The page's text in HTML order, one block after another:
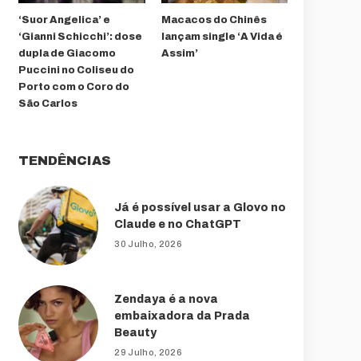
‘Suor Angelica’ e
‘Gianni Schicchi’: dose
dupla de Giacomo
Puccini no Coliseu do
Porto com o Coro do
São Carlos
Macacos do Chinês
lançam single ‘A Vida é
Assim’
TENDÊNCIAS
Já é possível usar a Glovo no
Claude e no ChatGPT
30 Julho, 2026
Zendaya é a nova
embaixadora da Prada
Beauty
29 Julho, 2026